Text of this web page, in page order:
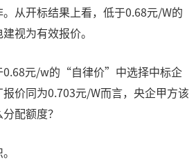
从开标结果上看，低于0.68元/W的
视为有效报价。
0.68元/w的“自律价”中选择中标企
价同为0.703元/W而言，央企甲方该
配额度？